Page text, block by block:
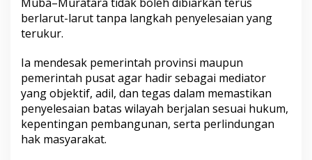
Muba–Muratara tidak boleh dibiarkan terus
berlarut-larut tanpa langkah penyelesaian yang
terukur.
Ia mendesak pemerintah provinsi maupun
pemerintah pusat agar hadir sebagai mediator
yang objektif, adil, dan tegas dalam memastikan
penyelesaian batas wilayah berjalan sesuai hukum,
kepentingan pembangunan, serta perlindungan
hak masyarakat.